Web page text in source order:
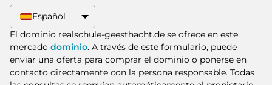
Paypal u otros métodos de pago.
Indique siempre el nombre de dominio y el
número de factura al realizar la transferencia.
superiores, también recibirá un contrato de
compra adicional si lo solicita.
Español
El dominio realschule-geesthacht.de se ofrece en este
mercado dominio. A través de este formulario, puede
enviar una oferta para comprar el dominio o ponerse en
contacto directamente con la persona responsable. Todas